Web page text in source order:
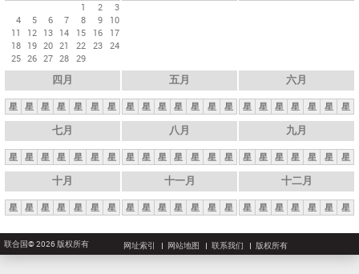
1
2
3
4
5 6 7 8 9
10
11
12 13 14 15 16
17
18 19 20 21 22 23 24
25 26 27 28 29
四月
星 星 星 星 星 星 星
五月
星 星 星 星 星 星 星
六月
星 星 星 星 星 星 星
七月
星 星 星 星 星 星 星
八月
星 星 星 星 星 星 星
九月
星 星 星 星 星 星 星
十月
星 星 星 星 星 星 星
十一月
星 星 星 星 星 星 星
十二月
星 星 星 星 星 星 星
联合国© 2026 版权所有 网址索引 网站地图 联系我们 版权所有